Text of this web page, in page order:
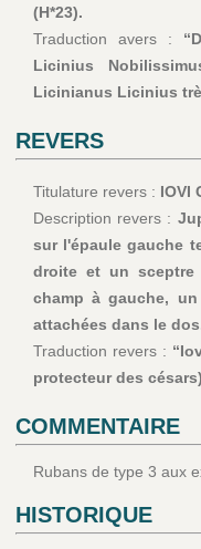
(H*23).
Traduction avers :
Licinius
Licinianus Licinius
REVERS
Titulature revers : IOVI
Description revers :
sur l'épaule gauche
droite et un
champ à gauche,
attachées dans le
Traduction revers :
protecteur des
COMMENTAIRE
Rubans de type 3 aux
HISTORIQUE